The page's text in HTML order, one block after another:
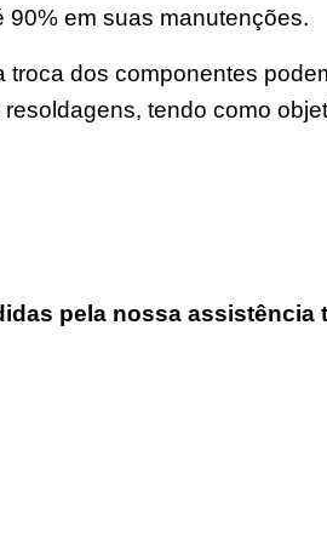
em suas manutenções.
dos componentes
tendo como
pela nossa assistência